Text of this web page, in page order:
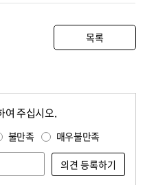
목록
여 주십시오.
불만족 매우불만족